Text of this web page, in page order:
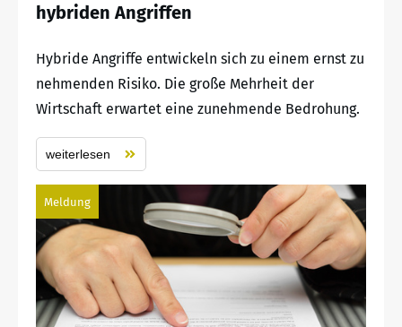
hybriden Angriffen
Hybride Angriffe entwickeln sich zu einem ernst zu
nehmenden Risiko. Die große Mehrheit der
Wirtschaft erwartet eine zunehmende Bedrohung.
weiterlesen
Meldung